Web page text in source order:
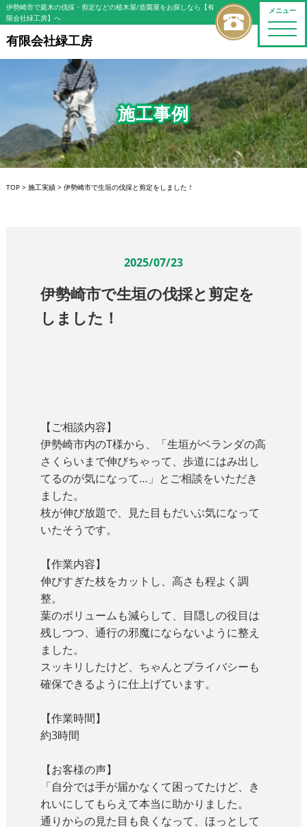
メニュー
toggle
伊勢崎市で庭木の伐採・剪定などの植木屋/造園屋をお探しなら【有
限会社緑工房】へ
有限会社緑工房
施工事例
TOP> 施工実績> 伊勢崎市で生垣の伐採と剪定をしました！
2025/07/23
伊勢崎市で生垣の伐採と剪定を
しました！
【ご相談内容】
伊勢崎市内のT様から、「生垣がベランダの高
さくらいまで伸びちゃって、歩道にはみ出し
てるのが気になって…」とご相談をいただき
ました。
枝が伸び放題で、見た目もだいぶ気になって
いたそうです。
【作業内容】
伸びすぎた枝をカットし、高さも程よく調
整。
葉のボリュームも減らして、目隠しの役目は
残しつつ、通行の邪魔にならないように整え
ました。
スッキリしたけど、ちゃんとプライバシーも
確保できるように仕上げています。
【作業時間】
約3時間
【お客様の声】
「自分では手が届かなくて困ってたけど、き
れいにしてもらえて本当に助かりました。
通りからの見た目も良くなって、ほっとして